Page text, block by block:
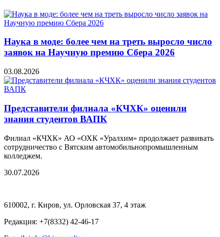
Наука в моде: более чем на треть выросло число
заявок на Научную премию Сбера 2026
03.08.2026
Представители филиала «КЧХК» оценили
знания студентов ВАПК
Филиал «КЧХК» АО «ОХК «Уралхим» продолжает развивать
сотрудничество с Вятским автомобильнопромышленным
колледжем.
30.07.2026
610002, г. Киров, ул. Орловская 37, 4 этаж
Редакция: +7(8332) 42-46-17